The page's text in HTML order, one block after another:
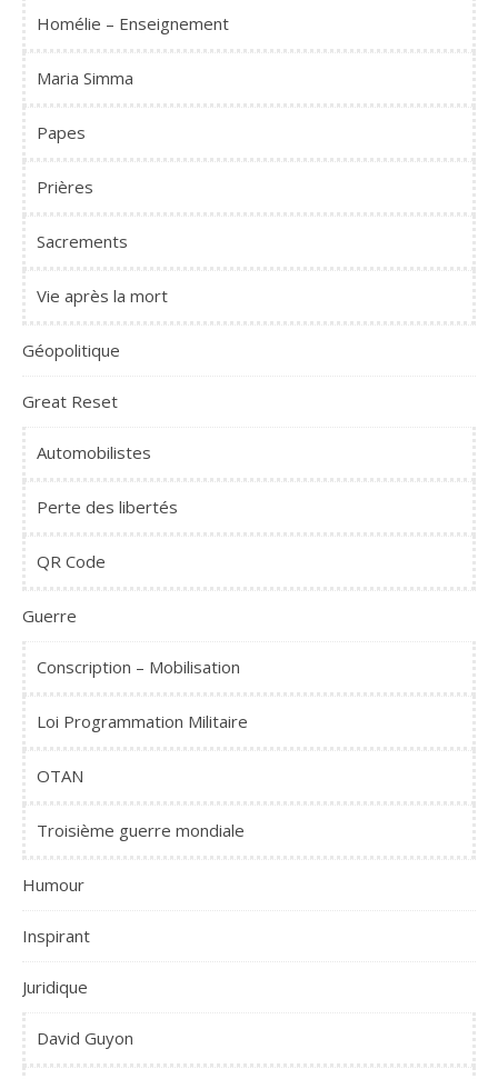
Homélie – Enseignement
Maria Simma
Papes
Prières
Sacrements
Vie après la mort
Géopolitique
Great Reset
Automobilistes
Perte des libertés
QR Code
Guerre
Conscription – Mobilisation
Loi Programmation Militaire
OTAN
Troisième guerre mondiale
Humour
Inspirant
Juridique
David Guyon